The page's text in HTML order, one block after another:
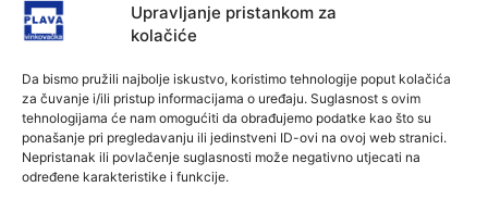
Upravljanje pristankom za
kolačiće
Da bismo pružili najbolje iskustvo, koristimo tehnologije poput kolačića
za čuvanje i/ili pristup informacijama o uređaju. Suglasnost s ovim
tehnologijama će nam omogućiti da obrađujemo podatke kao što su
ponašanje pri pregledavanju ili jedinstveni ID-ovi na ovoj web stranici.
Nepristanak ili povlačenje suglasnosti može negativno utjecati na
određene karakteristike i funkcije.
Aktualno
Autoklub Vinkovci u rujnu će obilježiti
7 kolovoza, 2026
Aktualno
Za dva tjedna započinje još jedna
Divlja liga